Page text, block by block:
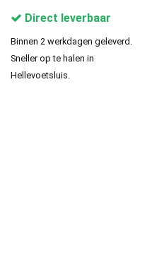
Direct leverbaar
Binnen 2 werkdagen geleverd.
Sneller op te halen in
Hellevoetsluis.